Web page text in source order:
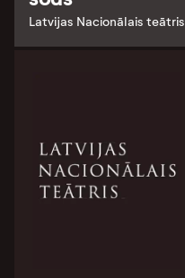
Latvijas Nacionālais teātris